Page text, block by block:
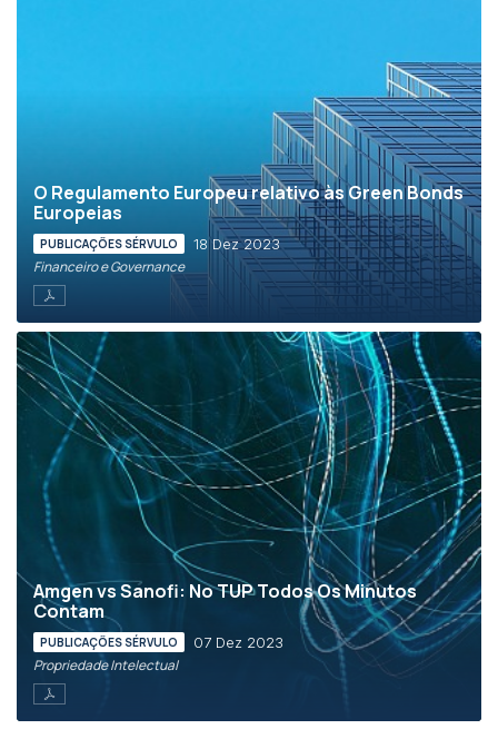
O Regulamento Europeu relativo às Green Bonds
Europeias
PUBLICAÇÕES SÉRVULO 18 Dez 2023
Financeiro e Governance
Amgen vs Sanofi: No TUP Todos Os Minutos
Contam
PUBLICAÇÕES SÉRVULO 07 Dez 2023
Propriedade Intelectual